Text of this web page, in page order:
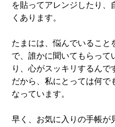
を貼ってアレンジしたり、
くあります。
たまには、悩んでいること
で、誰かに聞いてもらって
り、心がスッキリするんで
だから、私にとっては何で
なっています。
早く、お気に入りの手帳